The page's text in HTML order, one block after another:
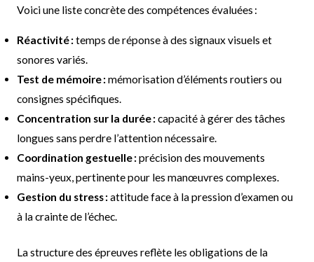
Voici une liste concrète des compétences évaluées :
Réactivité :temps de réponse à des signaux visuels et
sonores variés.
Test de mémoire :mémorisation d’éléments routiers ou
consignes spécifiques.
Concentration sur la durée :capacité à gérer des tâches
longues sans perdre l’attention nécessaire.
Coordination gestuelle :précision des mouvements
mains-yeux, pertinente pour les manœuvres complexes.
Gestion du stress :attitude face à la pression d’examen ou
à la crainte de l’échec.
La structure des épreuves reflète les obligations de la